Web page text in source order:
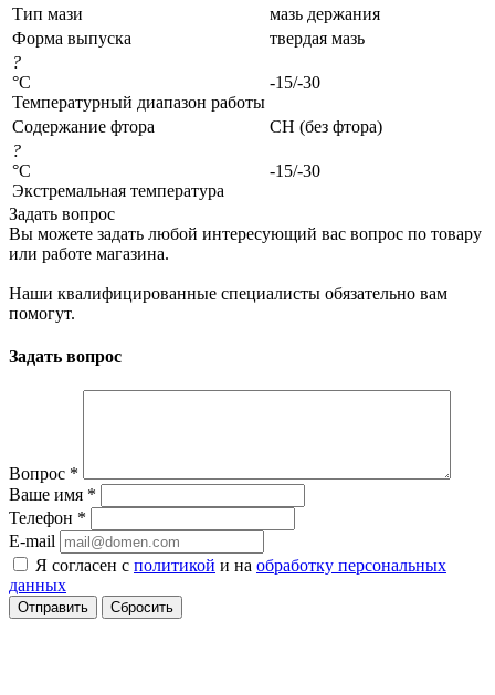
Тип мази
мазь держания
Форма выпуска
твердая мазь
?
°C
Температурный диапазон работы
-15/-30
Содержание фтора
CH (без фтора)
?
°C
Экстремальная температура
-15/-30
Задать вопрос
Вы можете задать любой интересующий вас вопрос по товару
или работе магазина.
Наши квалифицированные специалисты обязательно вам
помогут.
Задать вопрос
Вопрос *
Ваше имя *
Телефон *
E-mail
Я согласен с политикой и на обработку персональных
данных
Сбросить